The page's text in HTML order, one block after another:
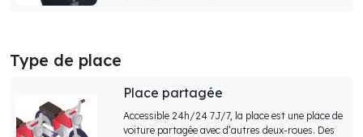
Type de place
Place partagée
Accessible 24h/24 7J/7, la place est une place de
voiture partagée avec d’autres deux-roues. Des